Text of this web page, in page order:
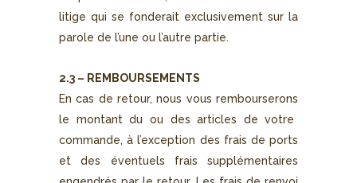
litige qui se fonderait exclusivement sur la
parole de l’une ou l’autre partie.
2.3 – REMBOURSEMENTS
En cas de retour,nous vous rembourserons
le montant du ou des articles de votre
commande, à l’exception des frais de ports
et des éventuels frais supplémentaires